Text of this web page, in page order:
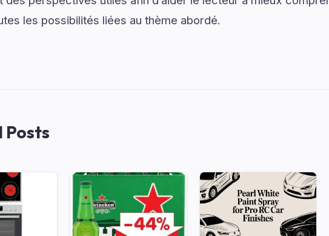
les possibilités liées au thème abordé.
Posts